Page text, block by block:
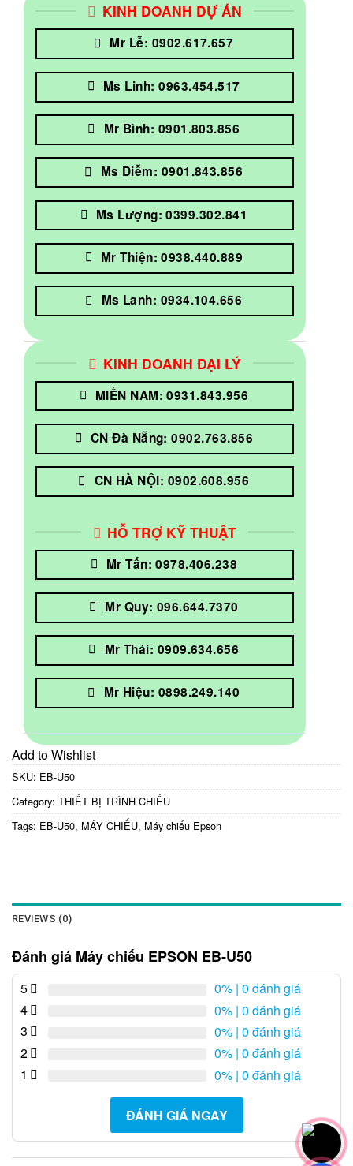
KINH DOANH DỰ ÁN
Mr Lễ: 0902.617.657
Ms Linh: 0963.454.517
Mr Bình: 0901.803.856
Ms Diễm: 0901.843.856
Ms Lượng: 0399.302.841
Mr Thiện: 0938.440.889
Ms Lanh: 0934.104.656
KINH DOANH ĐẠI LÝ
MIỀN NAM: 0931.843.956
CN Đà Nẵng: 0902.763.856
CN HÀ NỘI: 0902.608.956
HỖ TRỢ KỸ THUẬT
Mr Tấn: 0978.406.238
Mr Quy: 096.644.7370
Mr Thái: 0909.634.656
Mr Hiệu: 0898.249.140
Add to Wishlist
SKU: EB-U50
Category: THIẾT BỊ TRÌNH CHIẾU
Tags: EB-U50, MÁY CHIẾU, Máy chiếu Epson
REVIEWS (0)
Đánh giá Máy chiếu EPSON EB-U50
5 0% | 0 đánh giá
4
0% | 0 đánh giá
3
0% | 0 đánh giá
2
0% | 0 đánh giá
1
0% | 0 đánh giá
ĐÁNH GIÁ NGAY